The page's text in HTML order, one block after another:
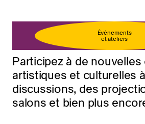
Événements
et ateliers
Participez à de
artistiques et culturelles
discussions, des
salons et bien plus